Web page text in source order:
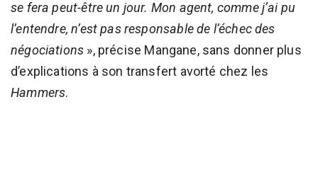
se fera peut-être un jour. Mon agent, comme j’ai pu
l’entendre, n’est pas responsable de l’échec des
négociations », précise Mangane, sans donner plus
d’explications à son transfert avorté chez les
Hammers.